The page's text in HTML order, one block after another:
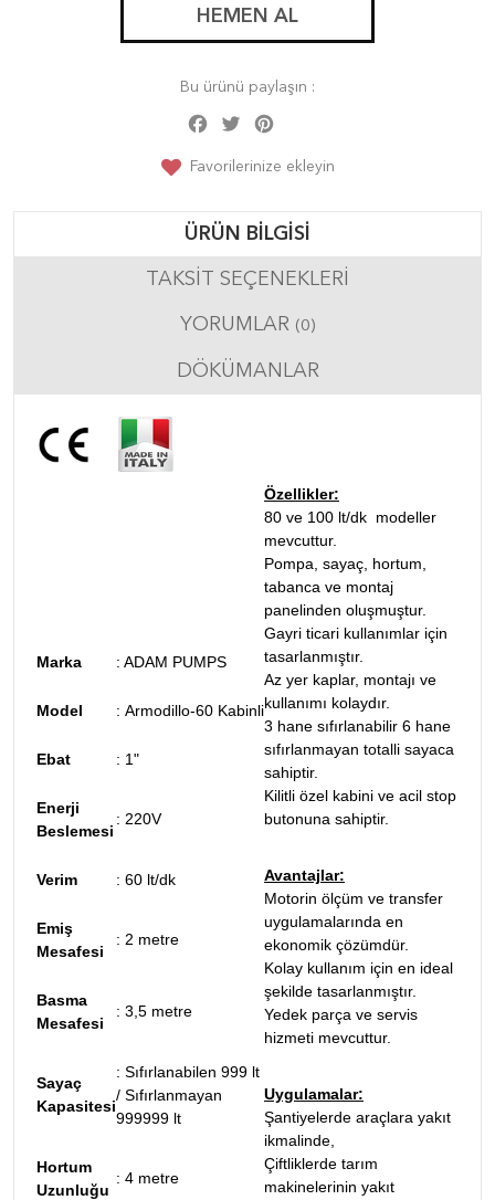
HEMEN AL
Bu ürünü paylaşın :
Facebook
Twitter
Favorilerinize ekleyin
ÜRÜN BILGISI
TAKSIT SEÇENEKLERI
YORUMLAR (0)
DÖKÜMANLAR
Marka : ADAM PUMPS
Model : Armodillo-60 Kabinli
Ebat : 1"
Enerji
Beslemesi
: 220V
Verim : 60 lt/dk
Emiş
Mesafesi
: 2 metre
Basma
Mesafesi
: 3,5 metre
Sayaç
Kapasitesi
: Sıfırlanabilen 999 lt
/ Sıfırlanmayan
999999 lt
Hortum
Uzunluğu
: 4 metre
Özellikler:
80 ve 100 lt/dk modeller
mevcuttur.
Pompa, sayaç, hortum,
tabanca ve montaj
panelinden oluşmuştur.
Gayri ticari kullanımlar için
tasarlanmıştır.
Az yer kaplar, montajı ve
kullanımı kolaydır.
3 hane sıfırlanabilir 6 hane
sıfırlanmayan totalli sayaca
sahiptir.
Kilitli özel kabini ve acil stop
butonuna sahiptir.
Avantajlar:
Motorin ölçüm ve transfer
uygulamalarında en
ekonomik çözümdür.
Kolay kullanım için en ideal
şekilde tasarlanmıştır.
Yedek parça ve servis
hizmeti mevcuttur.
Uygulamalar:
Şantiyelerde araçlara yakıt
ikmalinde,
Çiftliklerde tarım
makinelerinin yakıt